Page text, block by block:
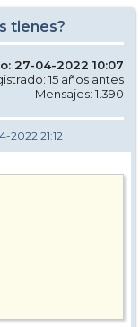
tienes?
27-04-2022 10:07
15 años antes
Mensajes: 1.390
2022 21:12